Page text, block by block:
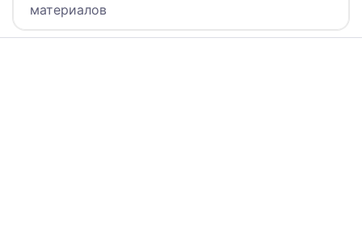
материалов